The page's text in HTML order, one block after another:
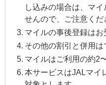
し込みの場合は、マ
せんので、ご注意くだ
マイルの事後登録はお
その他の割引と併用は
マイルはご利用の約2
本サービスはJALマイ